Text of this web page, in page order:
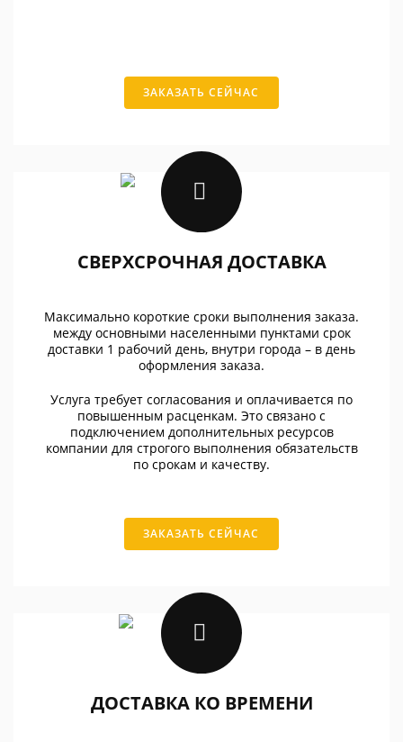
ЗАКАЗАТЬ СЕЙЧАС
СВЕРХСРОЧНАЯ ДОСТАВКА
Максимально короткие сроки выполнения заказа.
между основными населенными пунктами срок
доставки 1 рабочий день, внутри города – в день
оформления заказа.
Услуга требует согласования и оплачивается по
повышенным расценкам. Это связано с
подключением дополнительных ресурсов
компании для строгого выполнения обязательств
по срокам и качеству.
ЗАКАЗАТЬ СЕЙЧАС
ДОСТАВКА КО ВРЕМЕНИ